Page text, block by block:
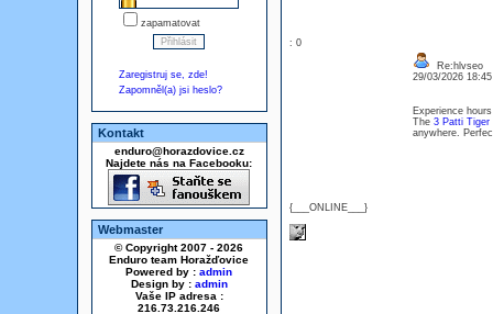
zapamatovat
Zaregistruj se, zde!
Zapomněl(a) jsi heslo?
Kontakt
enduro@horazdovice.cz
Najdete nás na Facebooku:
Webmaster
© Copyright 2007 - 2026
Enduro team Horažďovice
Powered by : admin
Design by : admin
Vaše IP adresa :
216.73.216.246
: 0
{___ONLINE___}
Re:hlvseo
29/03/2026
Experience
The 3 Patti Tiger
anywhere.